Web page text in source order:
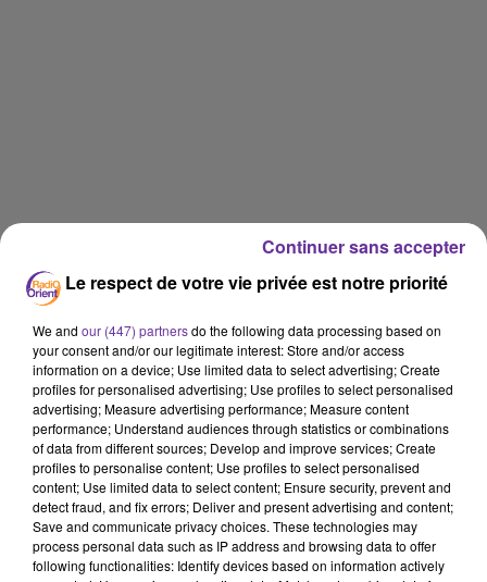
SAWA
16 novembre 2020 - 18 min 10 sec
SAWA; JOURNÉE NATIONALE DE LA TRISOMIE
21: INVITÉE SANDRINE FRISON, PRÉSIDENTE DE
L’ASSOCIATION CHRO
Le respect de votre vie privée est notre priorité
We and our (447) partnersdo the following data processing based on
your consent and/or our legitimate interest: Store and/or access
information on a device; Use limited data to select advertising; Create
profiles for personalised advertising; Use profiles to select personalised
advertising; Measure advertising performance; Measure content
performance; Understand audiences through statistics or combinations
of data from different sources; Develop and improve services; Create
profiles to personalise content; Use profiles to select personalised
content; Use limited data to select content; Ensure security, prevent and
detect fraud, and fix errors; Deliver and present advertising and content;
Save and communicate privacy choices. These technologies may
process personal data such as IP address and browsing data to offer
following functionalities: Identify devices based on information actively
Continuer sans accepter